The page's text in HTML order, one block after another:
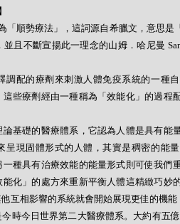
「順勢療法」，這詞源自希臘文，意思
且不斷宣揚此一理念的山姆．哈尼曼
調配的療劑來刺激人體免疫系統的一種
些療劑經由一種稱為「效能化」的過程
論基礎的醫療體系，它認為人體是具有能
呈現固體形式的人體，其實是稠密的能
種具有治療效能的能量形式則可使我們
能化」的處方來重新平衡人體這精緻巧妙
互相影響的系統就會開始展現更佳的機能
時今日世界第二大醫療體系。大約有五